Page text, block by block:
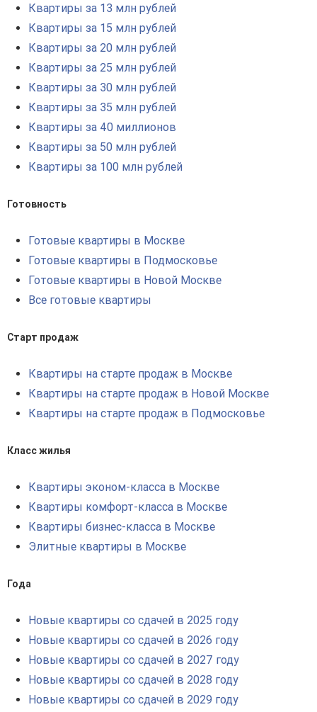
Квартиры за 13 млн рублей
Квартиры за 15 млн рублей
Квартиры за 20 млн рублей
Квартиры за 25 млн рублей
Квартиры за 30 млн рублей
Квартиры за 35 млн рублей
Квартиры за 40 миллионов
Квартиры за 50 млн рублей
Квартиры за 100 млн рублей
Готовность
Готовые квартиры в Москве
Готовые квартиры в Подмосковье
Готовые квартиры в Новой Москве
Все готовые квартиры
Старт продаж
Квартиры на старте продаж в Москве
Квартиры на старте продаж в Новой Москве
Квартиры на старте продаж в Подмосковье
Класс жилья
Квартиры эконом-класса в Москве
Квартиры комфорт-класса в Москве
Квартиры бизнес-класса в Москве
Элитные квартиры в Москве
Года
Новые квартиры со сдачей в 2025 году
Новые квартиры со сдачей в 2026 году
Новые квартиры со сдачей в 2027 году
Новые квартиры со сдачей в 2028 году
Новые квартиры со сдачей в 2029 году